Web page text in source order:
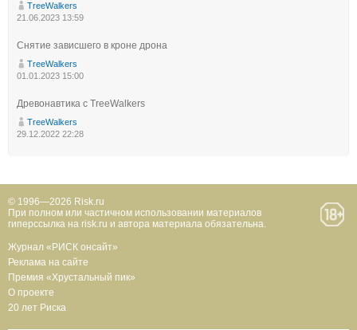
TreeWalkers
21.06.2023 13:59
Снятие зависшего в кроне дрона
TreeWalkers
01.01.2023 15:00
Древонавтика с TreeWalkers
TreeWalkers
29.12.2022 22:28
© 1996—2026 Risk.ru
При полном или частичном использовании материалов
гиперссылка на risk.ru и автора материала обязательна.
Журнал «РИСК онсайт»
Реклама на сайте
Премия «Хрустальный пик»
О проекте
20 лет Риска